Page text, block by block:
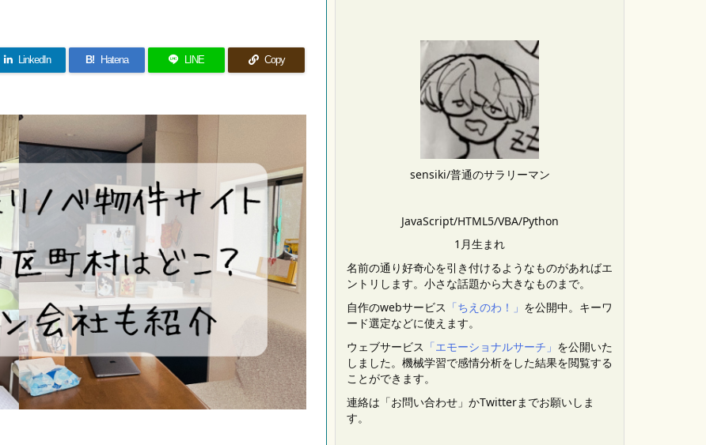
LinkedIn B! Hatena LINE Copy
sensiki/普通のサラリーマン
JavaScript/HTML5/VBA/Python
1月生まれ
名前の通り好奇心を引き付けるようなものがあればエ
ントリします。小さな話題から大きなものまで。
自作のwebサービス 「ちえのわ！」 を公開中。キーワ
ード選定などに使えます。
ウェブサービス 「エモーショナルサーチ」 を公開いた
しました。機械学習で感情分析をした結果を閲覧する
ことができます。
連絡は「お問い合わせ」かTwitterまでお願いしま
す。